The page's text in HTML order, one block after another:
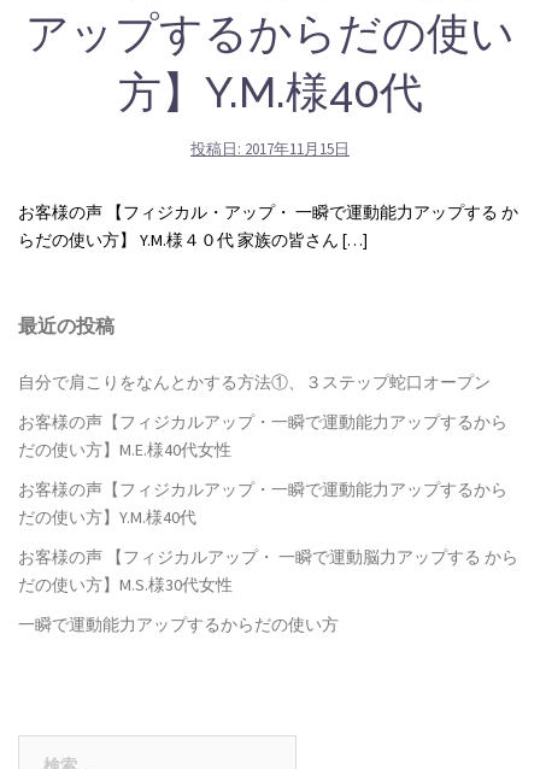
アップするからだの使い
方】Y.M.様40代
投稿日: 2017年11月15日
お客様の声 【フィジカル・アップ・ 一瞬で運動能力アップする か
らだの使い方】 Y.M.様４０代 家族の皆さん […]
最近の投稿
自分で肩こりをなんとかする方法①、３ステップ蛇口オープン
お客様の声【フィジカルアップ・一瞬で運動能力アップするから
だの使い方】M.E.様40代女性
お客様の声【フィジカルアップ・一瞬で運動能力アップするから
だの使い方】Y.M.様40代
お客様の声 【フィジカルアップ・ 一瞬で運動脳力アップする から
だの使い方】M.S.様30代女性
一瞬で運動能力アップするからだの使い方